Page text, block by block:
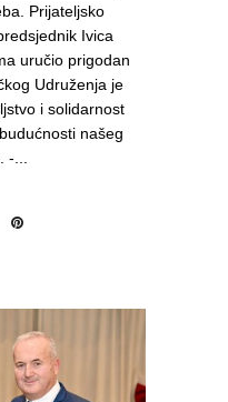
Prijateljsko
Ivica
uručio prigodan
Udruženja je
i solidarnost
našeg
...